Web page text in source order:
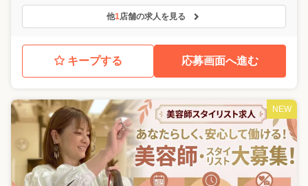
他1店舗の求人を見る
キープする 応募画面へ進む
NEW